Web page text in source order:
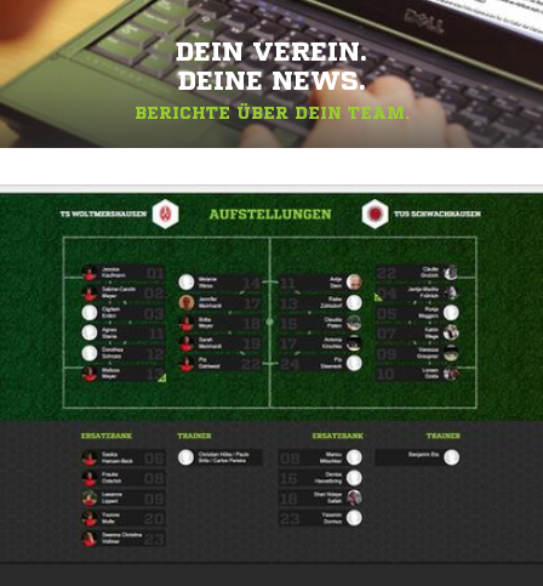
DEIN VEREIN.
DEINE NEWS.
BERICHTE ÜBER DEIN TEAM.